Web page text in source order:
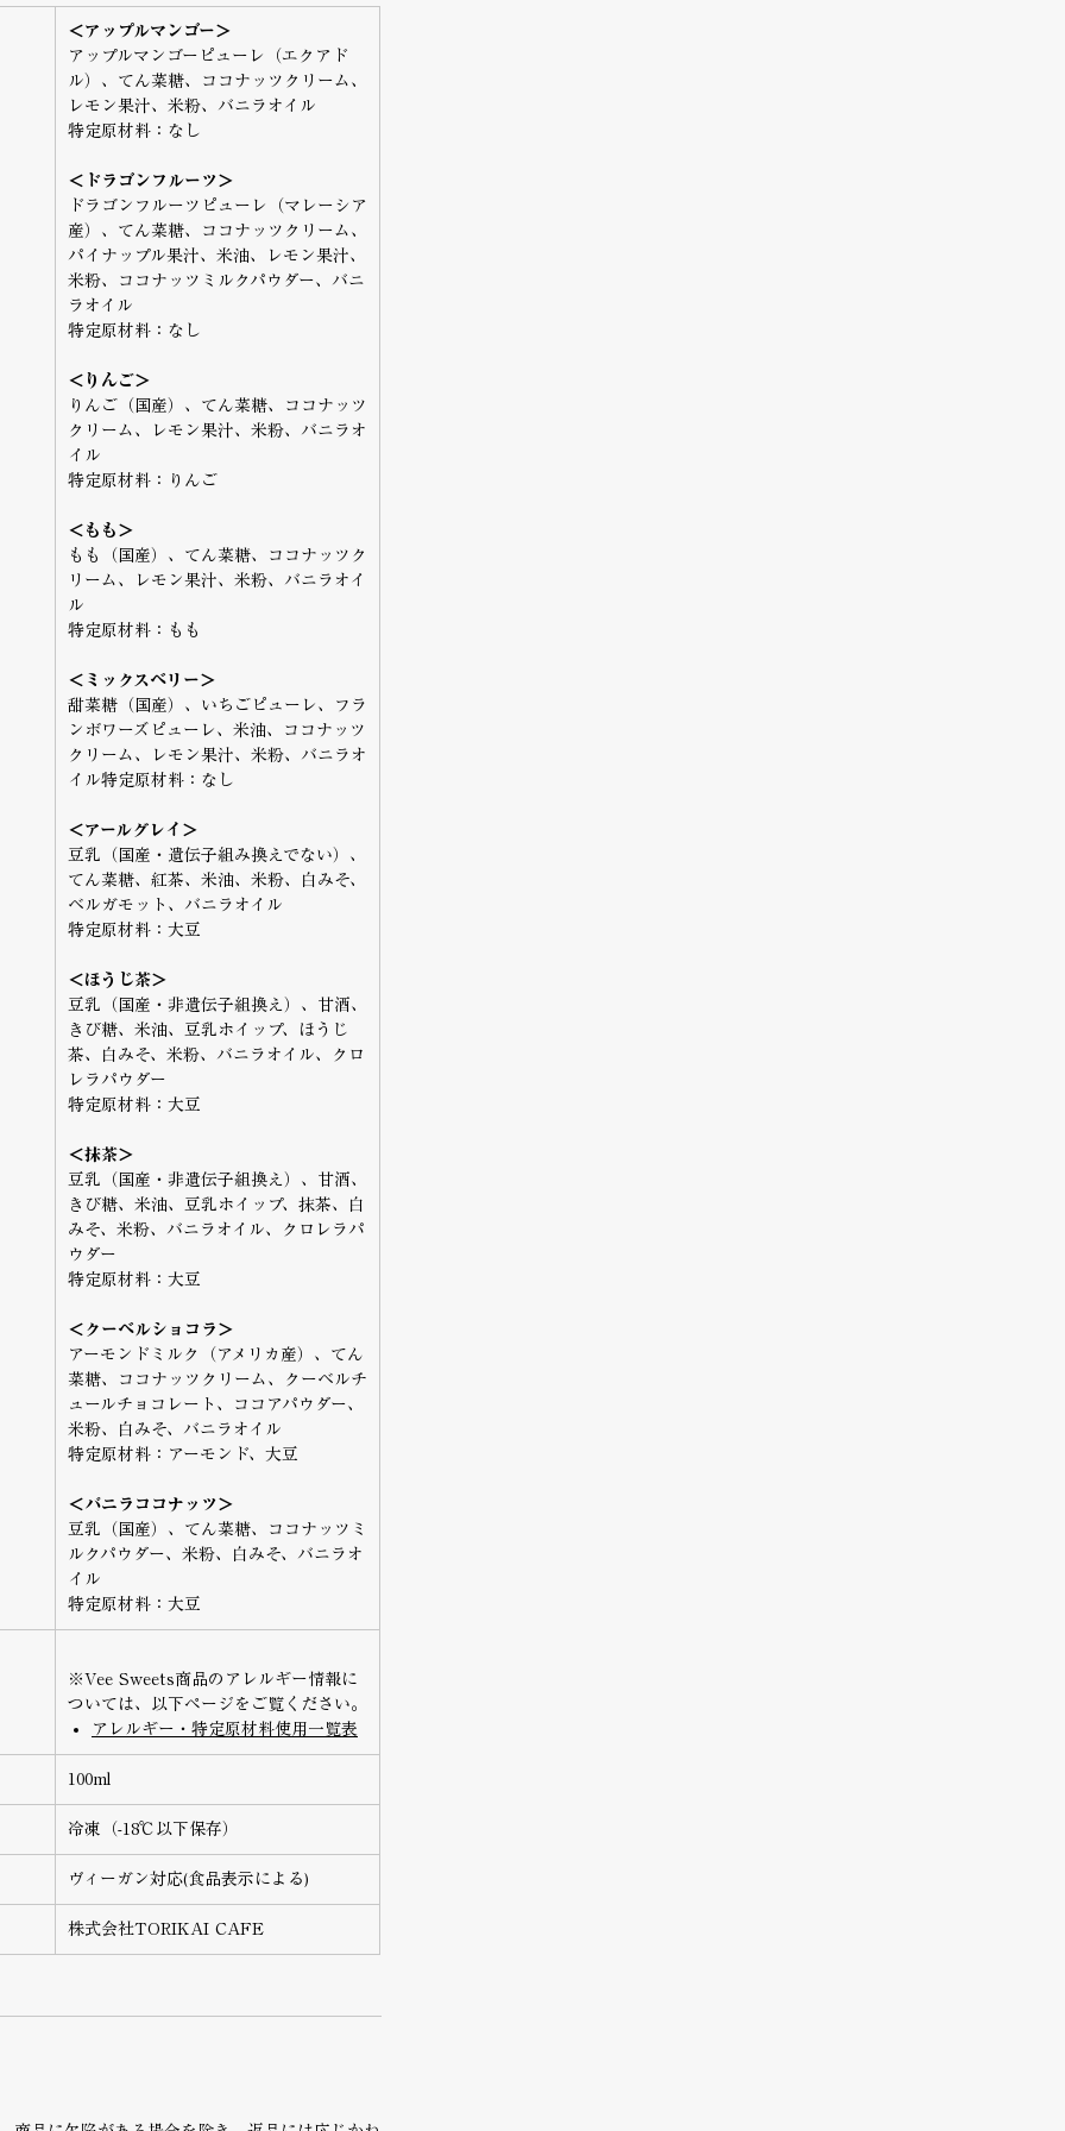
＜アップルマンゴー＞
アップルマンゴーピューレ（エクアド
ル）、てん菜糖、ココナッツクリーム、
レモン果汁、米粉、バニラオイル
特定原材料：なし
＜ドラゴンフルーツ＞
ドラゴンフルーツピューレ（マレーシア
産）、てん菜糖、ココナッツクリーム、
パイナップル果汁、米油、レモン果汁、
米粉、ココナッツミルクパウダー、バニ
ラオイル
特定原材料：なし
＜りんご＞
りんご（国産）、てん菜糖、ココナッツ
クリーム、レモン果汁、米粉、バニラオ
イル
特定原材料：りんご
＜もも＞
もも（国産）、てん菜糖、ココナッツク
リーム、レモン果汁、米粉、バニラオイ
ル
特定原材料：もも
＜ミックスベリー＞
甜菜糖（国産）、いちごピューレ、フラ
ンボワーズピューレ、米油、ココナッツ
クリーム、レモン果汁、米粉、バニラオ
イル特定原材料：なし
＜アールグレイ＞
豆乳（国産・遺伝子組み換えでない）、
てん菜糖、紅茶、米油、米粉、白みそ、
ベルガモット、バニラオイル
特定原材料：大豆
＜ほうじ茶＞
豆乳（国産・非遺伝子組換え）、甘酒、
きび糖、米油、豆乳ホイップ、ほうじ
茶、白みそ、米粉、バニラオイル、クロ
レラパウダー
特定原材料：大豆
＜抹茶＞
豆乳（国産・非遺伝子組換え）、甘酒、
きび糖、米油、豆乳ホイップ、抹茶、白
みそ、米粉、バニラオイル、クロレラパ
ウダー
特定原材料：大豆
＜クーベルショコラ＞
アーモンドミルク（アメリカ産）、てん
菜糖、ココナッツクリーム、クーベルチ
ュールチョコレート、ココアパウダー、
米粉、白みそ、バニラオイル
特定原材料：アーモンド、大豆
＜バニラココナッツ＞
豆乳（国産）、てん菜糖、ココナッツミ
ルクパウダー、米粉、白みそ、バニラオ
イル
特定原材料：大豆
※Vee Sweets商品のアレルギー情報に
ついては、以下ページをご覧ください。
アレルギー・特定原材料使用一覧表
100ml
冷凍（-18℃以下保存）
ヴィーガン対応(食品表示による)
株式会社TORIKAI CAFE